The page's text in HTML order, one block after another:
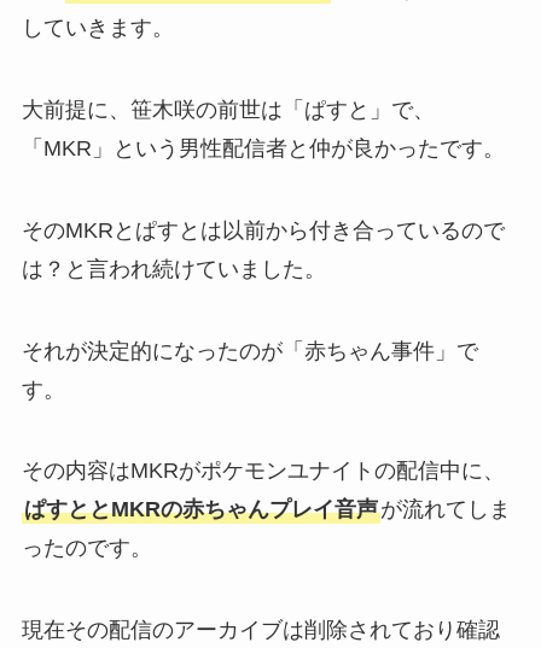
していきます。
大前提に、笹木咲の前世は「ぱすと」で、
「MKR」という男性配信者と仲が良かったです。
そのMKRとぱすとは以前から付き合っているので
は？と言われ続けていました。
それが決定的になったのが「赤ちゃん事件」で
す。
その内容はMKRがポケモンユナイトの配信中に、
ぱすととMKRの赤ちゃんプレイ音声が流れてしま
ったのです。
現在その配信のアーカイブは削除されており確認